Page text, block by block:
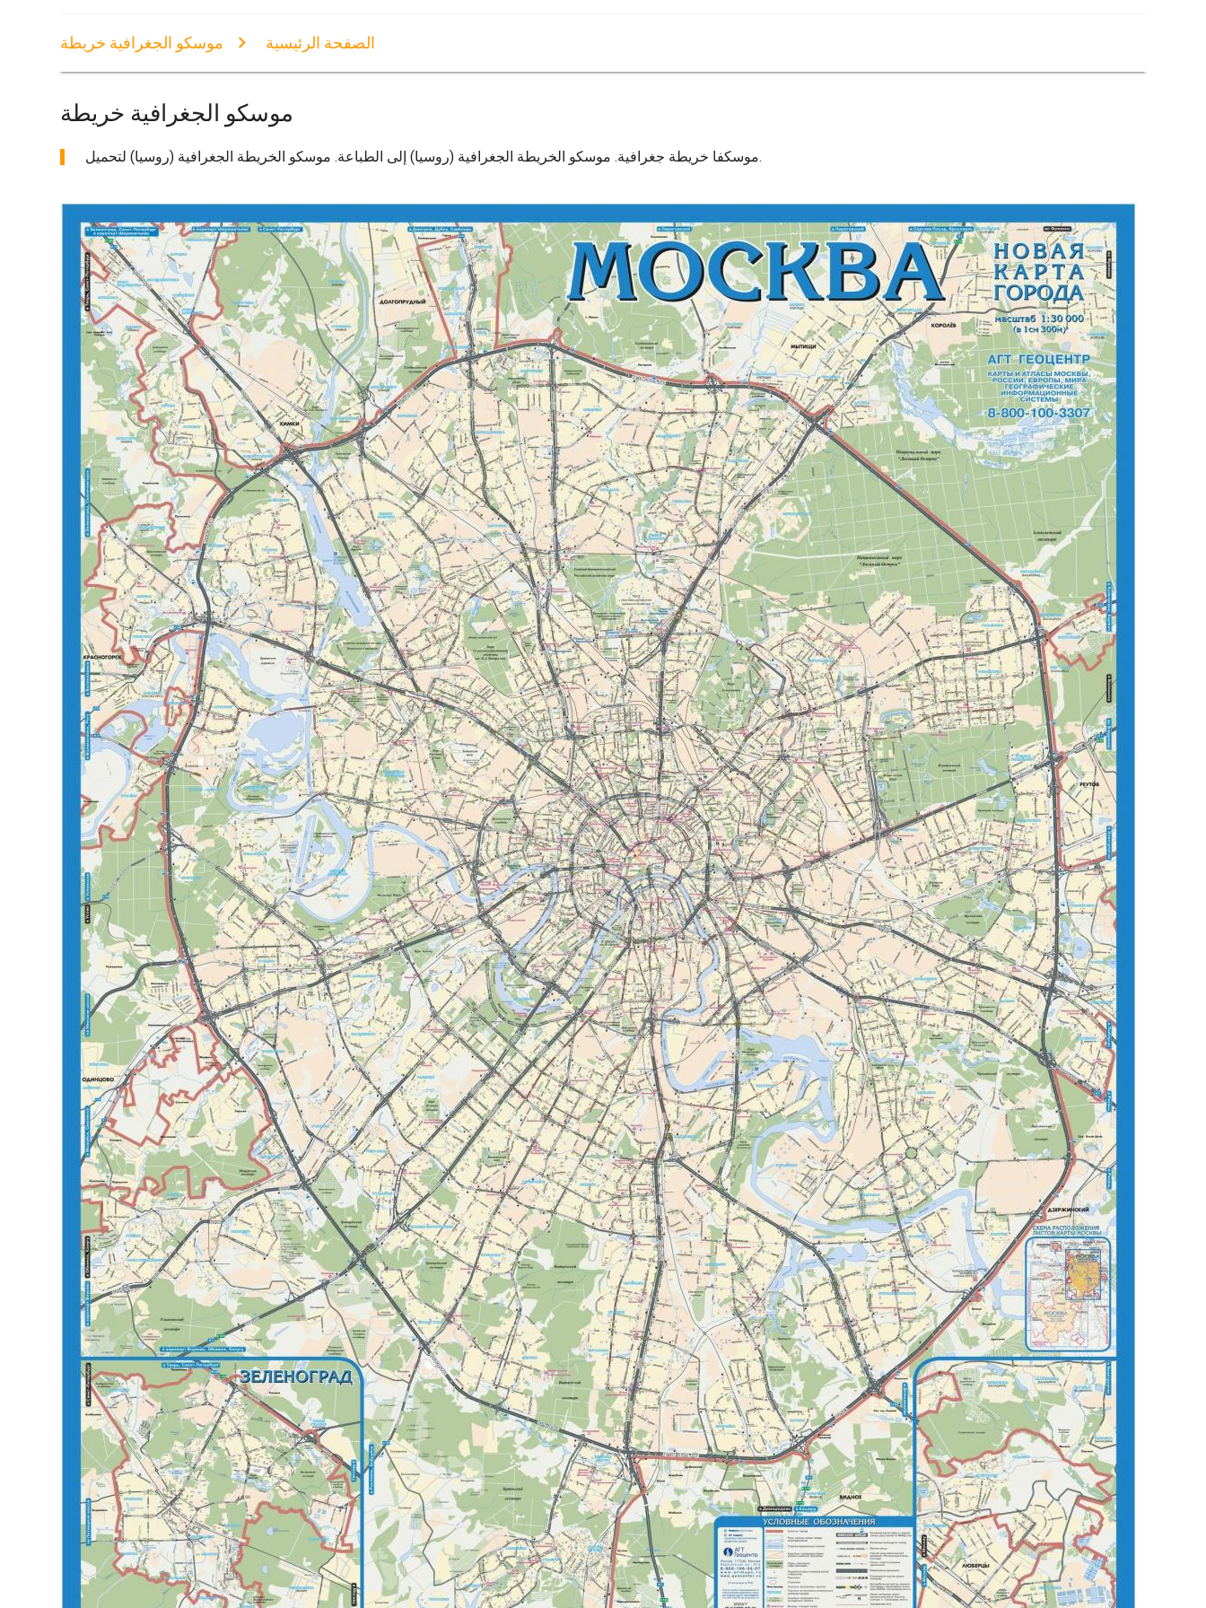
الصفحة الرئيسية موسكو الجغرافية خريطة
موسكو الجغرافية خريطة
موسكفا خريطة جغرافية. موسكو الخريطة الجغرافية (روسيا) إلى الطباعة. موسكو الخريطة الجغرافية (روسيا) لتحميل.